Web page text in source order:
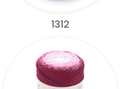
1312